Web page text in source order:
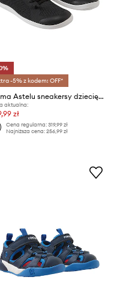
-5% z kodem: OFF*
Reima Astelu sneakersy dziecięce
aktualna:
zł
Cena regularna:319,99 zł
Najniższa cena:256,99 zł